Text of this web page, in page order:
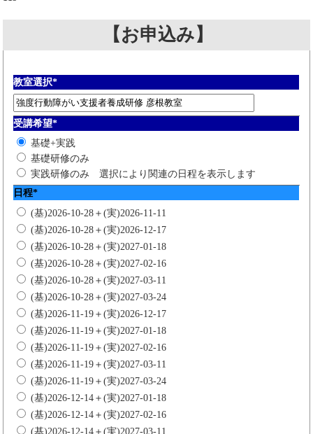
【お申込み】
教室選択*
受講希望*
基礎+実践
基礎研修のみ
実践研修のみ 選択により関連の日程を表示します
日程*
(基)2026-10-28＋(実)2026-11-11
(基)2026-10-28＋(実)2026-12-17
(基)2026-10-28＋(実)2027-01-18
(基)2026-10-28＋(実)2027-02-16
(基)2026-10-28＋(実)2027-03-11
(基)2026-10-28＋(実)2027-03-24
(基)2026-11-19＋(実)2026-12-17
(基)2026-11-19＋(実)2027-01-18
(基)2026-11-19＋(実)2027-02-16
(基)2026-11-19＋(実)2027-03-11
(基)2026-11-19＋(実)2027-03-24
(基)2026-12-14＋(実)2027-01-18
(基)2026-12-14＋(実)2027-02-16
(基)2026-12-14＋(実)2027-03-11